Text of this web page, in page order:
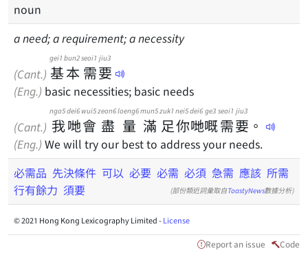
noun
a need; a requirement; a necessity
(Cant.) 基
gei1
本
bun2
需
seoi1
要
jiu3
(Eng.) basic necessities; basic needs
(Cant.) 我
ngo5
哋
dei6
會
wui5
盡
zeon6
量
loeng6
滿
mun5
足
zuk1
你
nei5
哋
dei6
嘅
ge3
需
seoi1
要
jiu3
。
(Eng.) We will try our best to address your needs.
必需品 先決條件 可以 必要 必需 必須 急需 應該 所需
行有餘力 須要 (部份類近詞彙取自ToastyNews數據分析)
© 2021 Hong Kong Lexicography Limited -License
Report an issue Code